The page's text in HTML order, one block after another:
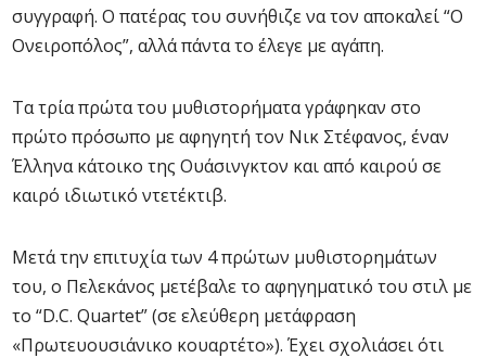
συγγραφή. Ο πατέρας του συνήθιζε να τον αποκαλεί “Ο
Ονειροπόλος”, αλλά πάντα το έλεγε με αγάπη.
Τα τρία πρώτα του μυθιστορήματα γράφηκαν στο
πρώτο πρόσωπο με αφηγητή τον Νικ Στέφανος, έναν
Έλληνα κάτοικο της Ουάσινγκτον και από καιρού σε
καιρό ιδιωτικό ντετέκτιβ.
Μετά την επιτυχία των 4 πρώτων μυθιστορημάτων
του, ο Πελεκάνος μετέβαλε το αφηγηματικό του στιλ με
το “D.C. Quartet” (σε ελεύθερη μετάφραση
«Πρωτευουσιάνικο κουαρτέτο»). Έχει σχολιάσει ότι